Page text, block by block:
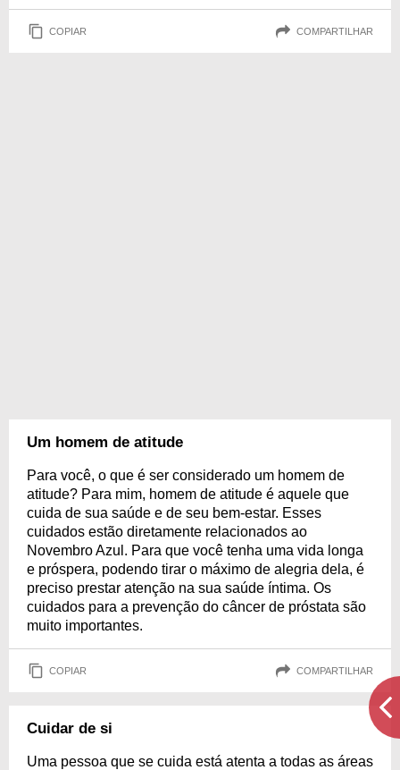
COPIAR COMPARTILHAR
Um homem de atitude
Para você, o que é ser considerado um homem de
atitude? Para mim, homem de atitude é aquele que
cuida de sua saúde e de seu bem-estar. Esses
cuidados estão diretamente relacionados ao
Novembro Azul. Para que você tenha uma vida longa
e próspera, podendo tirar o máximo de alegria dela, é
preciso prestar atenção na sua saúde íntima. Os
cuidados para a prevenção do câncer de próstata são
muito importantes.
COPIAR COMPARTILHAR
Cuidar de si
Uma pessoa que se cuida está atenta a todas as áreas